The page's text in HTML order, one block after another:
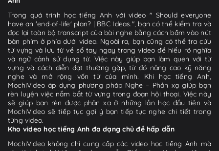
Trong quá trình học tiếng Anh với video " Should everyone
have an 'end-of-life' plan? | BBC Ideas.", bạn có thể kiểm tra và
đọc lại toàn bộ transcript của bài nghe bằng cách bấm vào nút
bàn phím ở phía dưới video. Ngoài ra, bạn cũng có thể tra cứu
từ vựng và lưu từ về sổ tay ngay trong video để hiểu rõ nghĩa
và ngữ cảnh sử dụng từ. Việc này giúp bạn làm quen với từ
vựng và cách diễn đạt thường gặp, từ đó nâng cao kỹ năng
nghe và mở rộng vốn từ của mình. Khi học tiếng Anh,
MochiVideo áp dụng phương pháp Nghe – Phản xạ giúp bạn
rèn luyện việc nắm bắt từ vựng trong đoạn hội thoại. Việc này
sẽ giúp bạn rèn được phản xạ ở những lần học đầu tiên và
MochiVideo sẽ tiếp tục gợi ý bạn tiếp tục nghe chi tiết trong
từng video.
Kho video học tiếng Anh đa dạng chủ đề hấp dẫn
MochiVideo không chỉ cung cấp các video học tiếng Anh mà